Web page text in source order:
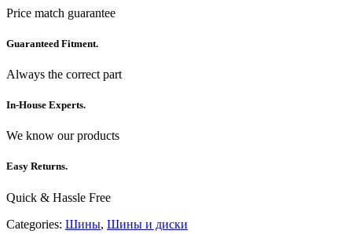
Price match guarantee
Guaranteed Fitment.
Always the correct part
In-House Experts.
We know our products
Easy Returns.
Quick & Hassle Free
Categories: Шины, Шины и диски